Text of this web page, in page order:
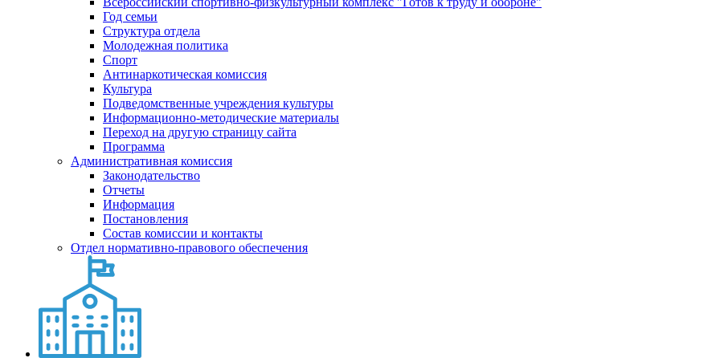
Год семьи
Структура отдела
Молодежная политика
Спорт
Антинаркотическая комиссия
Культура
Подведомственные учреждения культуры
Информационно-методические материалы
Переход на другую страницу сайта
Программа
Административная комиссия
Законодательство
Отчеты
Информация
Постановления
Состав комиссии и контакты
Отдел нормативно-правового обеспечения